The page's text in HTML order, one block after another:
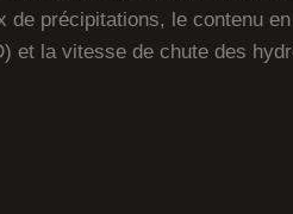
précipitations, le contenu
et la vitesse de chute des